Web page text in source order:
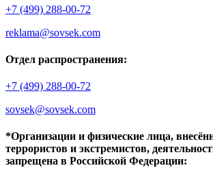
+7 (499) 288-00-72
reklama@sovsek.com
Отдел распространения:
+7 (499) 288-00-72
sovsek@sovsek.com
*Организации и физические лица,
террористов и экстремистов,
запрещена в Российской Федерации: